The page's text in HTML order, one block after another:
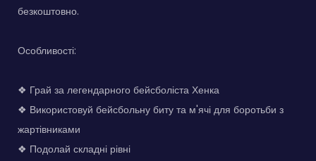
безкоштовно.
Особливості:
❖ Грай за легендарного бейсболіста Хенка
❖ Використовуй бейсбольну биту та м'ячі для боротьби з
жартівниками
❖ Подолай складні рівні